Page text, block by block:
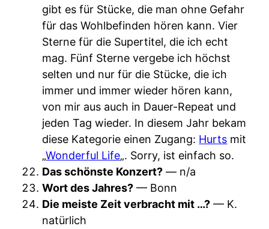
gibt es für Stücke, die man ohne Gefahr
für das Wohlbefinden hören kann. Vier
Sterne für die Supertitel, die ich echt
mag. Fünf Sterne vergebe ich höchst
selten und nur für die Stücke, die ich
immer und immer wieder hören kann,
von mir aus auch in Dauer-Repeat und
jeden Tag wieder. In diesem Jahr bekam
diese Kategorie einen Zugang: Hurts mit
„Wonderful Life„. Sorry, ist einfach so.
Das schönste Konzert? — n/a
Wort des Jahres? — Bonn
Die meiste Zeit verbracht mit …? — K.
natürlich